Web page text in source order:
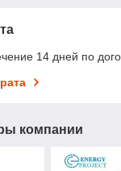
14 дней по
компании